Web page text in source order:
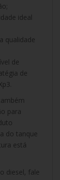
ideal
qualidade
de
de
para
do tanque
está
diesel, fale